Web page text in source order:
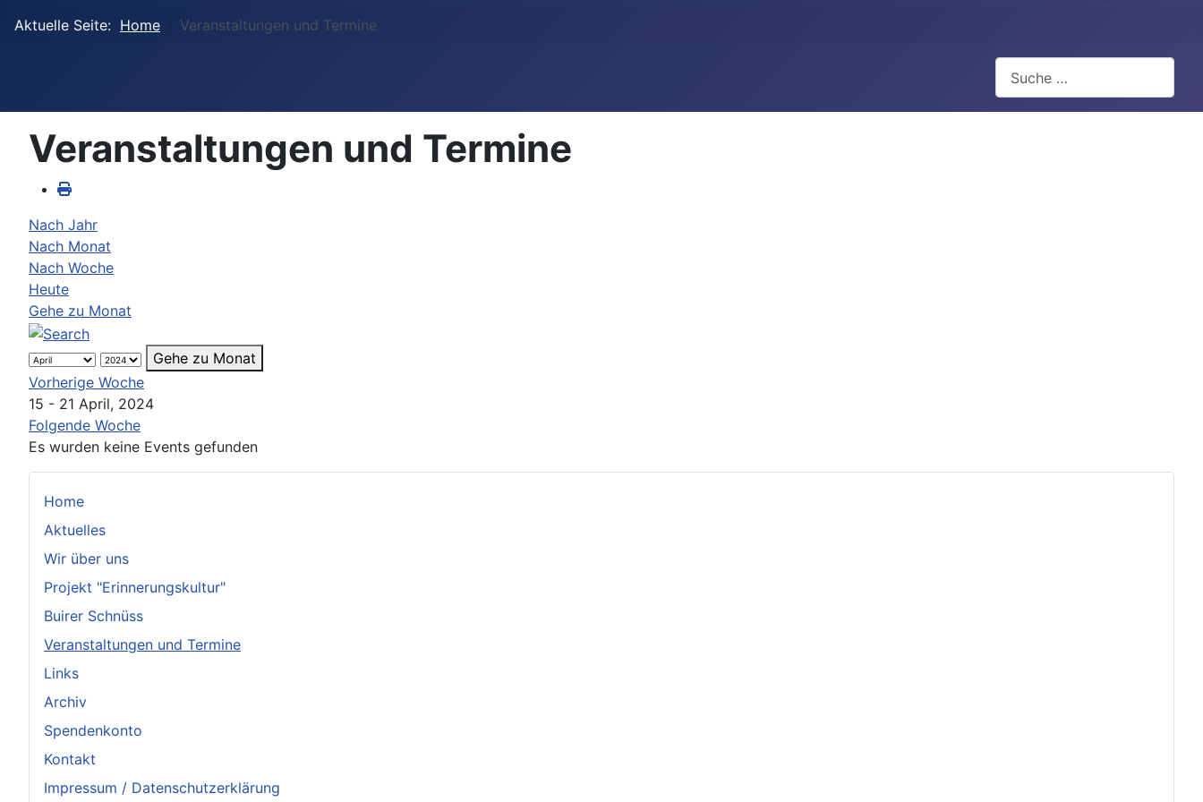
Aktuelle Seite: Home Veranstaltungen und Termine
Home
Aktuelles
Wir über uns
Projekt "Erinnerungskultur"
Buirer Schnüss
Veranstaltungen und Termine
Links
Archiv
Spendenkonto
Kontakt
Impressum / Datenschutzerklärung
Veranstaltungen und Termine
Nach Jahr
Nach Monat
Nach Woche
Heute
Gehe zu Monat
Gehe zu Monat
Vorherige Woche
15 - 21 April, 2024
Folgende Woche
Es wurden keine Events gefunden